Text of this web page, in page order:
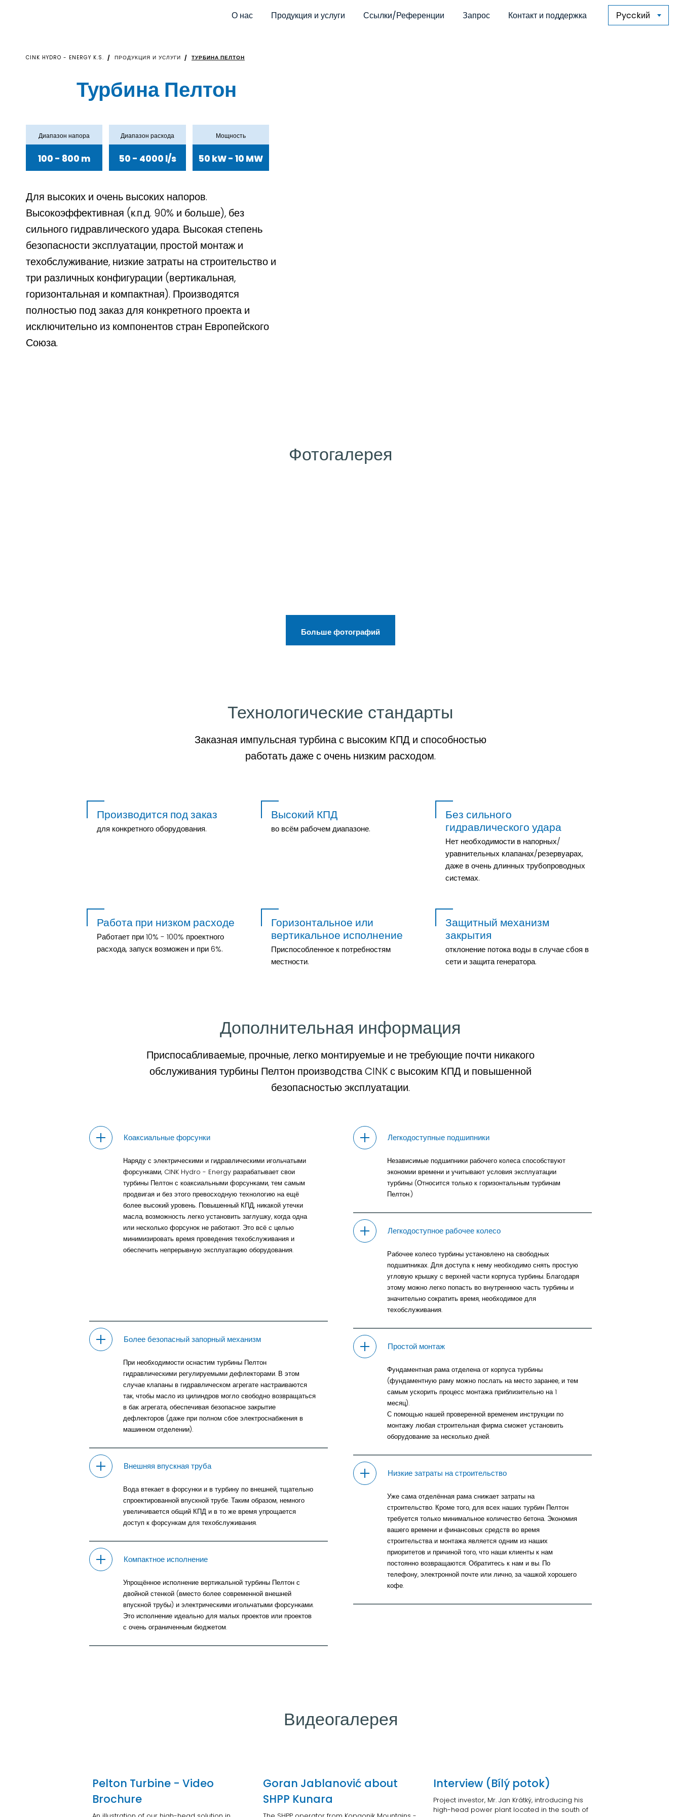
О нас Продукция и услуги Ссылки/Референции Запрос Контакт и поддержка
CINK HYDRO - ENERGY K.S. ПРОДУКЦИЯ И УСЛУГИ ТУРБИНА ПЕЛТОН
Турбина Пелтон
Диапазон напора
100 - 800 m
Диапазон расхода
50 - 4000 l/s
Мощность
50 kW - 10 MW
Для высоких и очень высоких напоров.
Высокоэффективная (к.п.д. 90% и больше), без
сильного гидравлического удара. Высокая степень
безопасности эксплуатации, простой монтаж и
техобслуживание, низкие затраты на строительство и
три различных конфигурации (вертикальная,
горизонтальная и компактная). Производятся
полностью под заказ для конкретного проекта и
исключительно из компонентов стран Европейского
Союза.
Фотогалерея
Больше фотографий
Технологические стандарты
Заказная импульсная турбина с высоким КПД и способностью
работать даже с очень низким расходом.
Производится под заказ
для конкретного оборудования.
Высокий КПД
во всём рабочем диапазоне.
Без сильного
гидравлического удара
Нет необходимости в напорных/
уравнительных клапанах/резервуарах,
даже в очень длинных трубопроводных
системах.
Работа при низком расходе
Работает при 10% - 100% проектного
расхода, запуск возможен и при 6%.
Горизонтальное или
вертикальное исполнение
Приспособленное к потребностям
местности.
Защитный механизм
закрытия
отклонение потока воды в случае сбоя в
сети и защита генератора.
Дополнительная информация
Приспосабливаемые, прочные, легко монтируемые и не требующие почти никакого
обслуживания турбины Пелтон производства CINK с высоким КПД и повышенной
безопасностью эксплуатации.
Коаксиальные форсунки
Наряду с электрическими и гидравлическими игольчатыми
форсунками, CINK Hydro - Energy разрабатывает свои
турбины Пелтон с коаксиальными форсунками, тем самым
продвигая и без этого превосходную технологию на ещё
более высокий уровень. Повышенный КПД, никакой утечки
масла, возможность легко установить заглушку, когда одна
или несколько форсунок не работают. Это всё с целью
минимизировать время проведения техобслуживания и
обеспечить непрерывную эксплуатацию оборудования.
Более безопасный запорный механизм
При необходимости оснастим турбины Пелтон
гидравлическими регулируемыми дефлекторами. В этом
случае клапаны в гидравлическом агрегате настраиваются
так, чтобы масло из цилиндров могло свободно возвращаться
в бак агрегата, обеспечивая безопасное закрытие
дефлекторов (даже при полном сбое электроснабжения в
машинном отделении).
Внешняя впускная труба
Вода втекает в форсунки и в турбину по внешней, тщательно
спроектированной впускной трубе. Таким образом, немного
увеличивается общий КПД и в то же время упрощается
доступ к форсункам для техобслуживания.
Компактное исполнение
Упрощённое исполнение вертикальной турбины Пелтон с
двойной стенкой (вместо более современной внешней
впускной трубы) и электрическими игольчатыми форсунками.
Это исполнение идеально для малых проектов или проектов
с очень ограниченным бюджетом.
Легкодоступные подшипники
Независимые подшипники рабочего колеса способствуют
экономии времени и учитывают условия эксплуатации
турбины (Относится только к горизонтальным турбинам
Пелтон.)
Легкодоступное рабочее колесо
Рабочее колесо турбины установлено на свободных
подшипниках. Для доступа к нему необходимо снять простую
угловую крышку с верхней части корпуса турбины. Благодаря
этому можно легко попасть во внутреннюю часть турбины и
значительно сократить время, необходимое для
техобслуживания.
Простой монтаж
Фундаментная рама отделена от корпуса турбины
(фундаментную раму можно послать на место заранее, и тем
самым ускорить процесс монтажа приблизительно на 1
месяц).
С помощью нашей проверенной временем инструкции по
монтажу любая строительная фирма сможет установить
оборудование за несколько дней.
Низкие затраты на строительство
Уже сама отделённая рама снижает затраты на
строительство. Кроме того, для всех наших турбин Пелтон
требуется только минимальное количество бетона. Экономия
вашего времени и финансовых средств во время
строительства и монтажа является одним из наших
приоритетов и причиной того, что наши клиенты к нам
постоянно возвращаются. Обратитесь к нам и вы. По
телефону, электронной почте или лично, за чашкой хорошего
кофе.
Видеогалерея
Pelton Turbine - Video
Brochure
Goran Jablanović about
SHPP Kunara
Interview (Bílý potok)
Project investor, Mr. Jan Krátký, introducing his
high-head power plant located in the south of